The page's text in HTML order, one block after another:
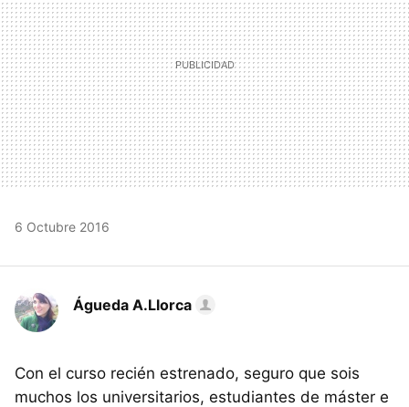
6 Octubre 2016
Águeda A.Llorca
Con el curso recién estrenado, seguro que sois
muchos los universitarios, estudiantes de máster e